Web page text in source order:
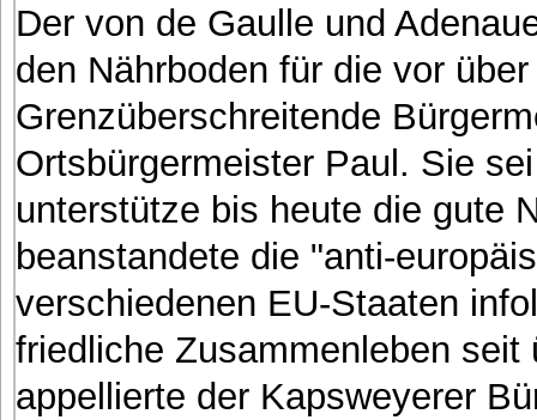
Der von de Gaulle und
den Nährboden für die vor
Grenzüberschreitende
Ortsbürgermeister Paul. Sie
unterstütze bis heute die gute
beanstandete die "anti-
verschiedenen EU-Staaten
friedliche Zusammenleben
appellierte der Kapsweyerer